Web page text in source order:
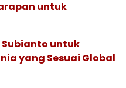
untuk
Subianto untuk
yang Sesuai Global